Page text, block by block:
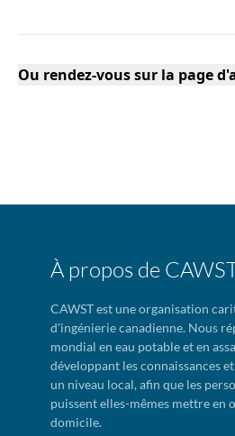
Ou rendez-vous sur la page
À propos de
CAWST est une organisation
d'ingénierie canadienne. Nous
mondial en eau potable et en
développant les connaissances
un niveau local, afin que les
puissent elles-mêmes mettre en
domicile.